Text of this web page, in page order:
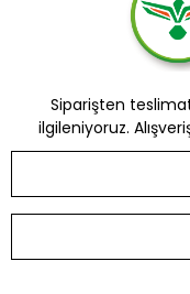
Siparişten
ilgileniyoruz.